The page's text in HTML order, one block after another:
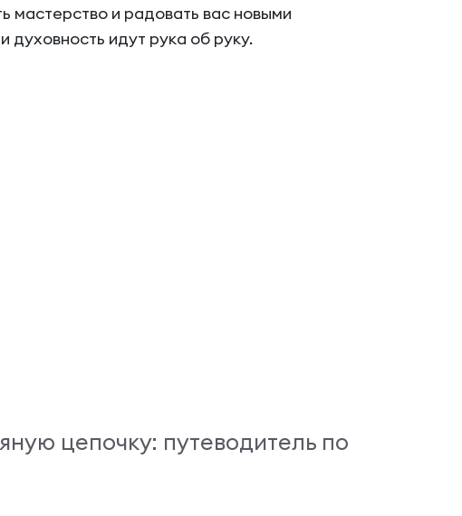
мастерство и радовать вас новыми
духовность идут рука об руку.
цепочку: путеводитель по